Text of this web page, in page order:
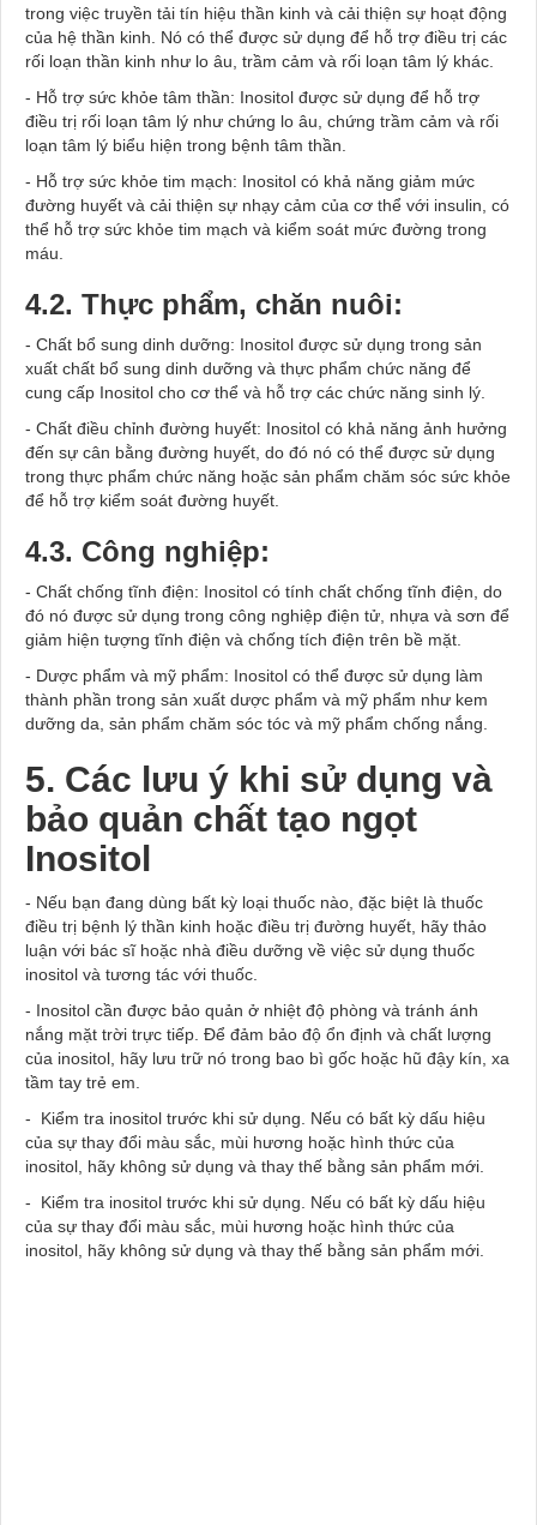
trong việc truyền tải tín hiệu thần kinh và cải thiện sự hoạt động
của hệ thần kinh. Nó có thể được sử dụng để hỗ trợ điều trị các
rối loạn thần kinh như lo âu, trầm cảm và rối loạn tâm lý khác.
- Hỗ trợ sức khỏe tâm thần: Inositol được sử dụng để hỗ trợ
điều trị rối loạn tâm lý như chứng lo âu, chứng trầm cảm và rối
loạn tâm lý biểu hiện trong bệnh tâm thần.
- Hỗ trợ sức khỏe tim mạch: Inositol có khả năng giảm mức
đường huyết và cải thiện sự nhạy cảm của cơ thể với insulin, có
thể hỗ trợ sức khỏe tim mạch và kiểm soát mức đường trong
máu.
4.2. Thực phẩm, chăn nuôi:
- Chất bổ sung dinh dưỡng: Inositol được sử dụng trong sản
xuất chất bổ sung dinh dưỡng và thực phẩm chức năng để
cung cấp Inositol cho cơ thể và hỗ trợ các chức năng sinh lý.
- Chất điều chỉnh đường huyết: Inositol có khả năng ảnh hưởng
đến sự cân bằng đường huyết, do đó nó có thể được sử dụng
trong thực phẩm chức năng hoặc sản phẩm chăm sóc sức khỏe
để hỗ trợ kiểm soát đường huyết.
4.3. Công nghiệp:
- Chất chống tĩnh điện: Inositol có tính chất chống tĩnh điện, do
đó nó được sử dụng trong công nghiệp điện tử, nhựa và sơn để
giảm hiện tượng tĩnh điện và chống tích điện trên bề mặt.
- Dược phẩm và mỹ phẩm: Inositol có thể được sử dụng làm
thành phần trong sản xuất dược phẩm và mỹ phẩm như kem
dưỡng da, sản phẩm chăm sóc tóc và mỹ phẩm chống nắng.
5. Các lưu ý khi sử dụng và
bảo quản chất tạo ngọt
Inositol
- Nếu bạn đang dùng bất kỳ loại thuốc nào, đặc biệt là thuốc
điều trị bệnh lý thần kinh hoặc điều trị đường huyết, hãy thảo
luận với bác sĩ hoặc nhà điều dưỡng về việc sử dụng thuốc
inositol và tương tác với thuốc.
- Inositol cần được bảo quản ở nhiệt độ phòng và tránh ánh
nắng mặt trời trực tiếp. Để đảm bảo độ ổn định và chất lượng
của inositol, hãy lưu trữ nó trong bao bì gốc hoặc hũ đậy kín, xa
tầm tay trẻ em.
- Kiểm tra inositol trước khi sử dụng. Nếu có bất kỳ dấu hiệu
của sự thay đổi màu sắc, mùi hương hoặc hình thức của
inositol, hãy không sử dụng và thay thế bằng sản phẩm mới.
- Kiểm tra inositol trước khi sử dụng. Nếu có bất kỳ dấu hiệu
của sự thay đổi màu sắc, mùi hương hoặc hình thức của
inositol, hãy không sử dụng và thay thế bằng sản phẩm mới.